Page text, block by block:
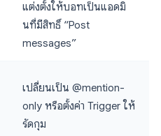
แต่งตั้งให้บอทเป็นแอดมิ
นที่มีสิทธิ์ “Post
messages”
เปลี่ยนเป็น @mention-
only หรือตั้งค่า Trigger ให้
รัดกุม